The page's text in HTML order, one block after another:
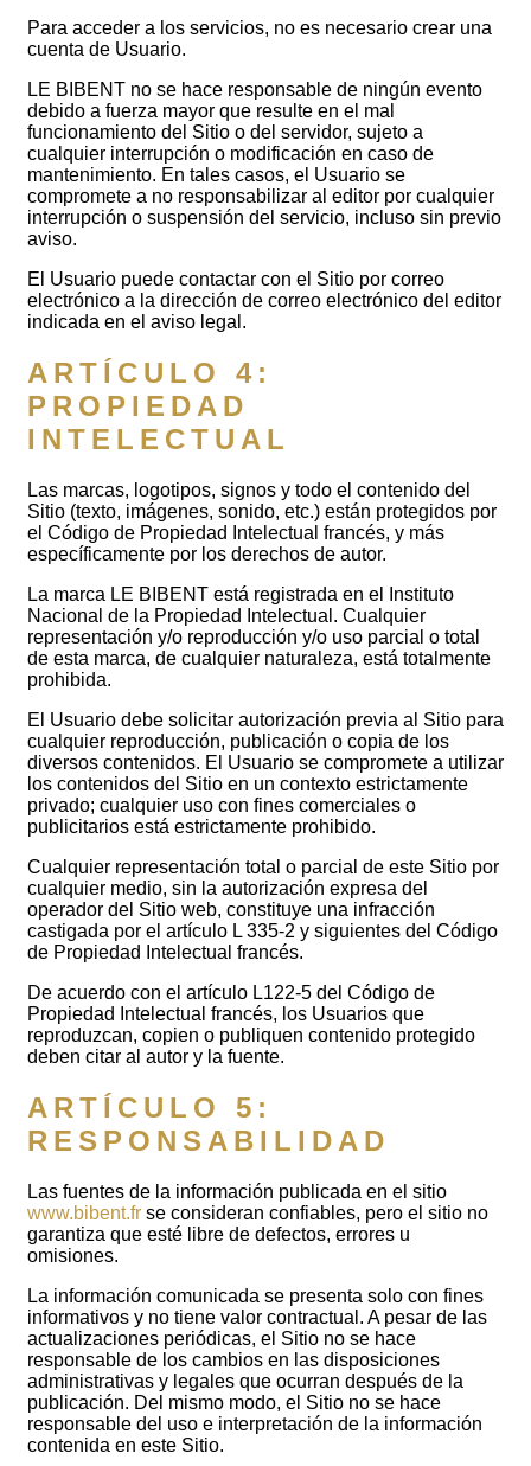
Para acceder a los servicios, no es necesario crear una
cuenta de Usuario.
LE BIBENT no se hace responsable de ningún evento
debido a fuerza mayor que resulte en el mal
funcionamiento del Sitio o del servidor, sujeto a
cualquier interrupción o modificación en caso de
mantenimiento. En tales casos, el Usuario se
compromete a no responsabilizar al editor por cualquier
interrupción o suspensión del servicio, incluso sin previo
aviso.
El Usuario puede contactar con el Sitio por correo
electrónico a la dirección de correo electrónico del editor
indicada en el aviso legal.
ARTÍCULO 4:
PROPIEDAD
INTELECTUAL
Las marcas, logotipos, signos y todo el contenido del
Sitio (texto, imágenes, sonido, etc.) están protegidos por
el Código de Propiedad Intelectual francés, y más
específicamente por los derechos de autor.
La marca LE BIBENT está registrada en el Instituto
Nacional de la Propiedad Intelectual. Cualquier
representación y/o reproducción y/o uso parcial o total
de esta marca, de cualquier naturaleza, está totalmente
prohibida.
El Usuario debe solicitar autorización previa al Sitio para
cualquier reproducción, publicación o copia de los
diversos contenidos. El Usuario se compromete a utilizar
los contenidos del Sitio en un contexto estrictamente
privado; cualquier uso con fines comerciales o
publicitarios está estrictamente prohibido.
Cualquier representación total o parcial de este Sitio por
cualquier medio, sin la autorización expresa del
operador del Sitio web, constituye una infracción
castigada por el artículo L 335-2 y siguientes del Código
de Propiedad Intelectual francés.
De acuerdo con el artículo L122-5 del Código de
Propiedad Intelectual francés, los Usuarios que
reproduzcan, copien o publiquen contenido protegido
deben citar al autor y la fuente.
ARTÍCULO 5:
RESPONSABILIDAD
Las fuentes de la información publicada en el sitio
www.bibent.fr se consideran confiables, pero el sitio no
garantiza que esté libre de defectos, errores u
omisiones.
La información comunicada se presenta solo con fines
informativos y no tiene valor contractual. A pesar de las
actualizaciones periódicas, el Sitio no se hace
responsable de los cambios en las disposiciones
administrativas y legales que ocurran después de la
publicación. Del mismo modo, el Sitio no se hace
responsable del uso e interpretación de la información
contenida en este Sitio.